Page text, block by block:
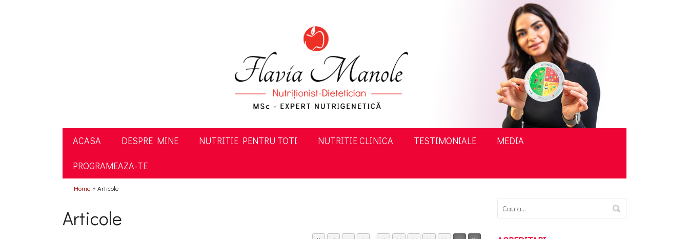
ACASA DESPRE MINE NUTRITIE PENTRU TOTI NUTRITIE CLINICA TESTIMONIALE MEDIA
PROGRAMEAZA-TE
Home » Articole
Articole